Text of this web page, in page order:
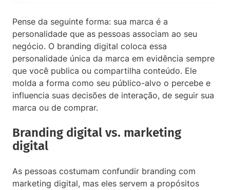
Pense da seguinte forma: sua marca é a
personalidade que as pessoas associam ao seu
negócio. O branding digital coloca essa
personalidade única da marca em evidência sempre
que você publica ou compartilha conteúdo. Ele
molda a forma como seu público-alvo o percebe e
influencia suas decisões de interação, de seguir sua
marca ou de comprar.
Branding digital vs. marketing
digital
As pessoas costumam confundir branding com
marketing digital, mas eles servem a propósitos